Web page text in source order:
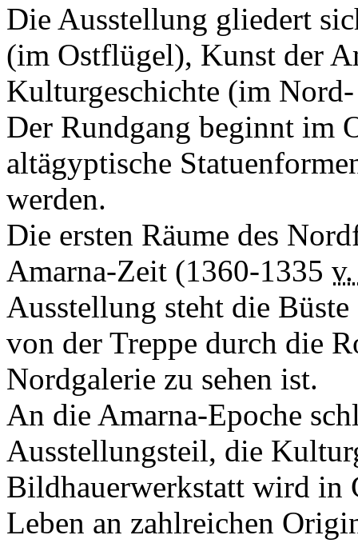
Die Ausstellung gliedert
(im Ostflügel), Kunst der
Kulturgeschichte (im
Der Rundgang beginnt im
altägyptische
werden.
Die ersten Räume des
Amarna-Zeit (1360-1335
Ausstellung steht die
von der Treppe durch die
Nordgalerie zu sehen ist.
An die Amarna-Epoche
Ausstellungsteil, die
Bildhauerwerkstatt wird in
Leben an zahlreichen